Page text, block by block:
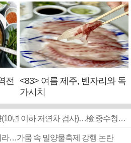
전
<83> 여름 제주, 벤자리와 독
가시치
■ 검사 신분 버리고 직급하향(10년 이하 저연차 검사)…檢 중수청행 기피
…가뭄 속 밀양물축제 강행 논란